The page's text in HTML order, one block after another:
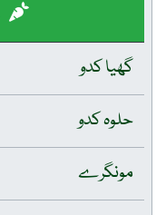
گھیا کدو
حلوہ کدو
مونگرے